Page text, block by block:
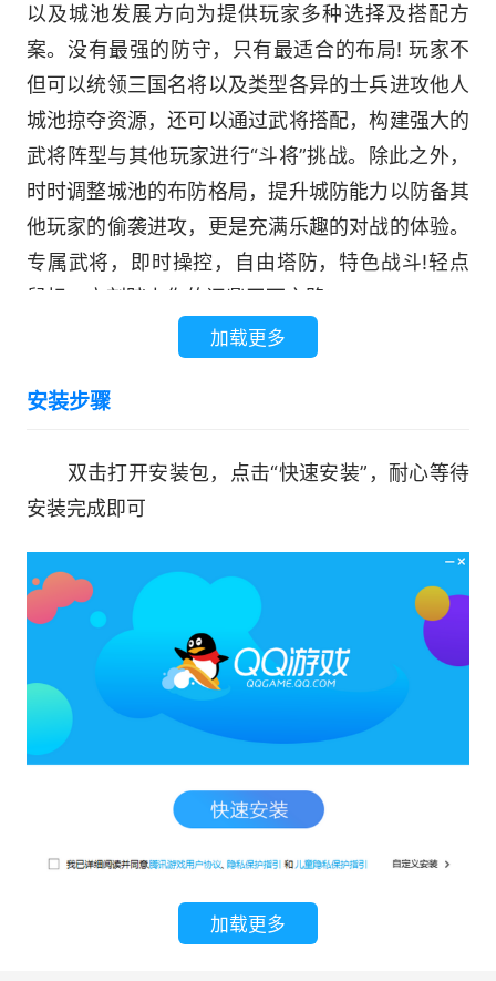
以及城池发展方向为提供玩家多种选择及搭配方
案。没有最强的防守，只有最适合的布局! 玩家不
但可以统领三国名将以及类型各异的士兵进攻他人
城池掠夺资源，还可以通过武将搭配，构建强大的
武将阵型与其他玩家进行“斗将”挑战。除此之外，
时时调整城池的布防格局，提升城防能力以防备其
他玩家的偷袭进攻，更是充满乐趣的对战的体验。
专属武将，即时操控，自由塔防，特色战斗!轻点
鼠标，立刻踏上你的问鼎天下之路!
1.简单的游戏操作，许多经典的战斗都在这里
举行，享受真正的三国演义。
2.游戏中的招募，包括装备和战斗，可以通过
移动，普通攻击或射击攻击进行。
3.增加时尚系统，使服装时尚得到造型变化和
4.流畅的PK体验战争象棋是国王，武力，智
力，统帅三个王国的游戏方式，奇特的游戏方式等
加载更多
安装步骤
双击打开安装包，点击“快速安装”，耐心等待
安装完成即可
加载更多